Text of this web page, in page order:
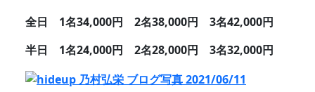
全日 1名34,000円 2名38,000円 3名42,000円
半日 1名24,000円 2名28,000円 3名32,000円